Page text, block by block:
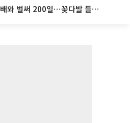
아옳이, 한의사 김형배와 벌써 200일⋯꽃다발 들고 "프러포즈 아냐"